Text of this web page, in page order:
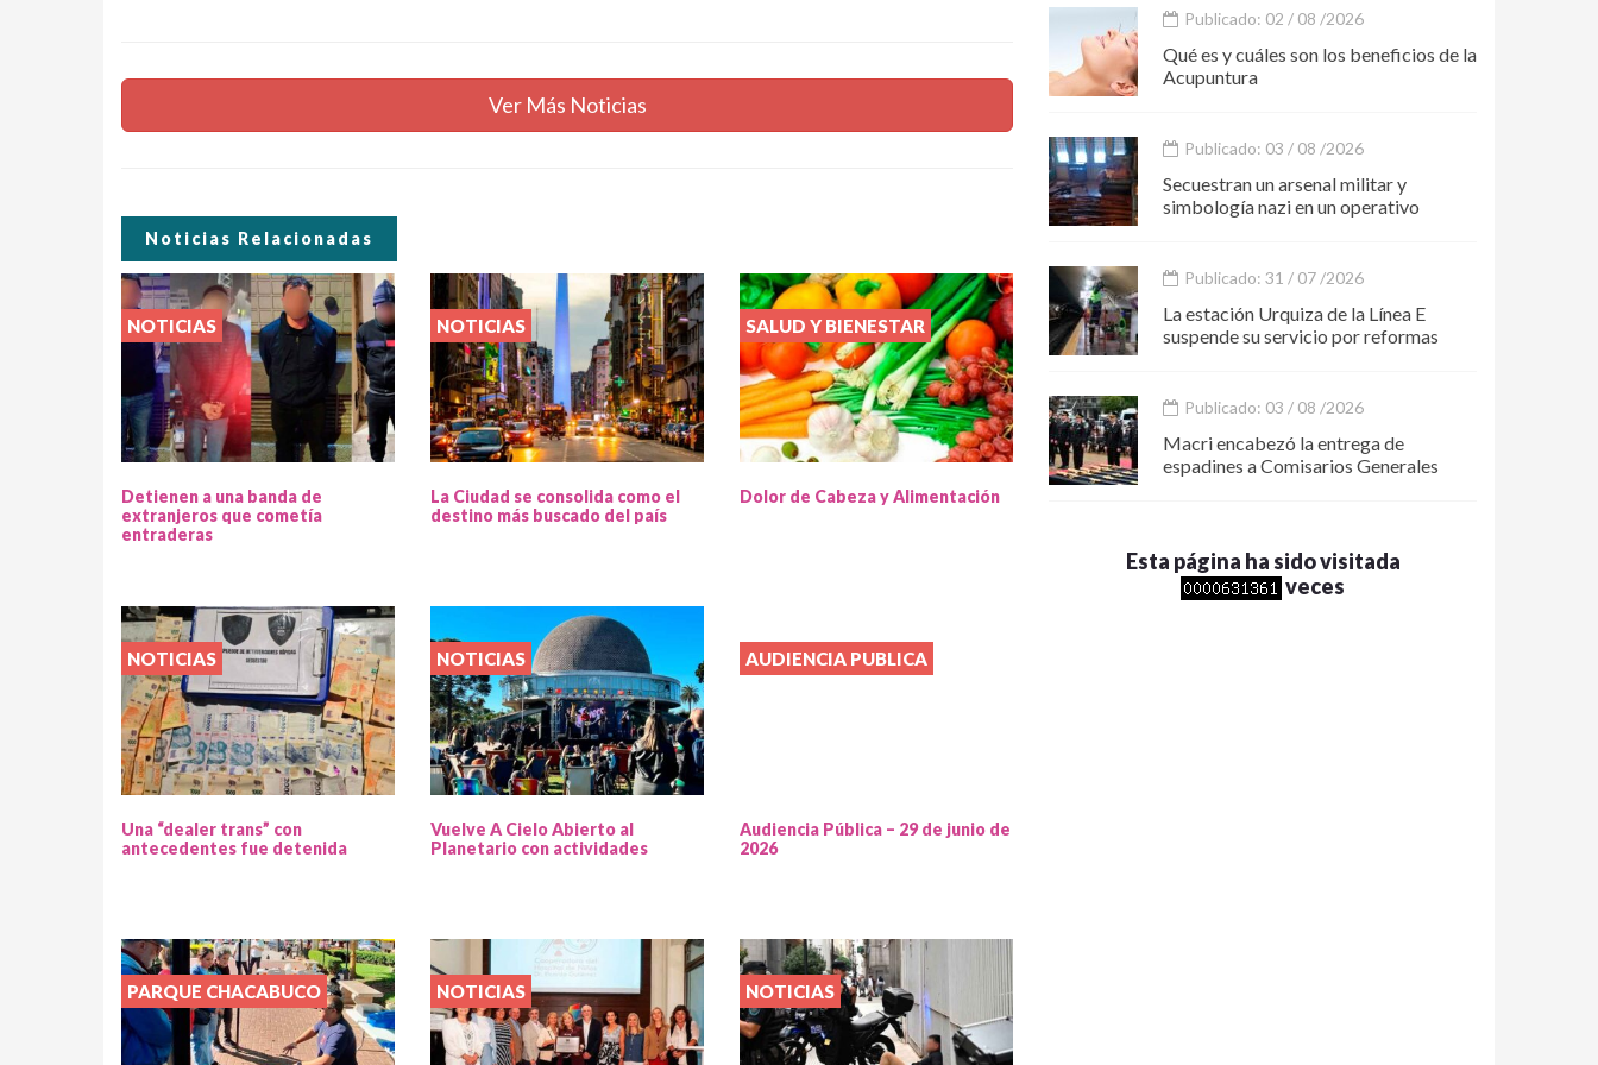
Ver Más Noticias
Noticias Relacionadas
NOTICIAS
Detienen a una banda de
extranjeros que cometía
entraderas
NOTICIAS
La Ciudad se consolida como el
destino más buscado del país
SALUD Y BIENESTAR
Dolor de Cabeza y Alimentación
NOTICIAS
Una “dealer trans” con
antecedentes fue detenida
NOTICIAS
Vuelve A Cielo Abierto al
Planetario con actividades
AUDIENCIA PUBLICA
Audiencia Pública – 29 de junio de
2026
PARQUE CHACABUCO NOTICIAS NOTICIAS
Publicado: 02 / 08 /2026
Qué es y cuáles son los beneficios de la
Acupuntura
Publicado: 03 / 08 /2026
Secuestran un arsenal militar y
simbología nazi en un operativo
Publicado: 31 / 07 /2026
La estación Urquiza de la Línea E
suspende su servicio por reformas
Publicado: 03 / 08 /2026
Macri encabezó la entrega de
espadines a Comisarios Generales
Esta página ha sido visitada
veces